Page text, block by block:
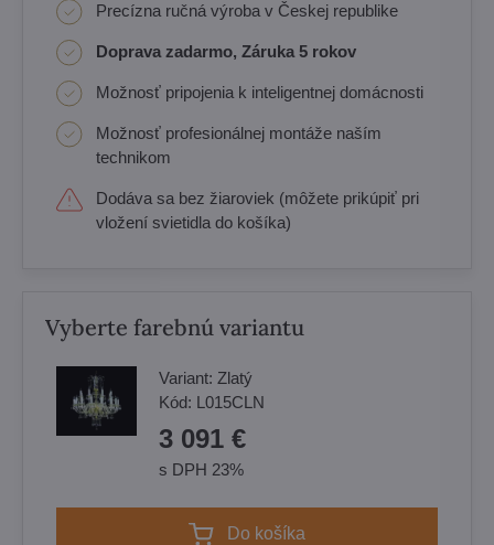
Precízna ručná výroba v Českej republike
Doprava zadarmo, Záruka 5 rokov
Možnosť pripojenia k inteligentnej domácnosti
Možnosť profesionálnej montáže naším
technikom
Dodáva sa bez žiaroviek (môžete prikúpiť pri
vložení svietidla do košíka)
Vyberte farebnú variantu
Variant: Zlatý
Kód: L015CLN
3 091 €
s DPH 23%
Do košíka